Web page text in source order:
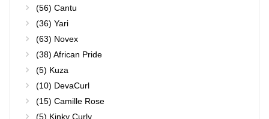
(56) Cantu
(36) Yari
(63) Novex
(38) African Pride
(5) Kuza
(10) DevaCurl
(15) Camille Rose
(5) Kinky Curly